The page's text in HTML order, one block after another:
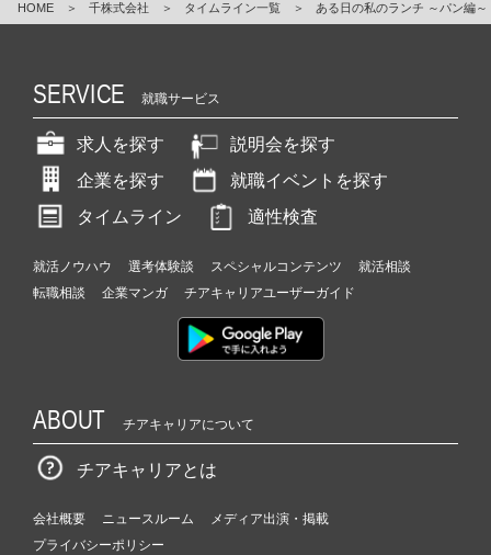
HOME ＞ 千株式会社 ＞ タイムライン一覧 ＞ ある日の私のランチ ～パン編～
SERVICE 就職サービス
求人を探す
説明会を探す
企業を探す
就職イベントを探す
タイムライン
適性検査
就活ノウハウ 選考体験談 スペシャルコンテンツ
就活相談
転職相談
企業マンガ チアキャリアユーザーガイド
ABOUT チアキャリアについて
チアキャリアとは
会社概要 ニュースルーム
メディア出演・掲載
プライバシーポリシー